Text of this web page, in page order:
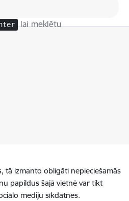
lai meklētu
tā izmanto obligāti nepieciešamās
papildus šajā vietnē var tikt
mediju sīkdatnes.